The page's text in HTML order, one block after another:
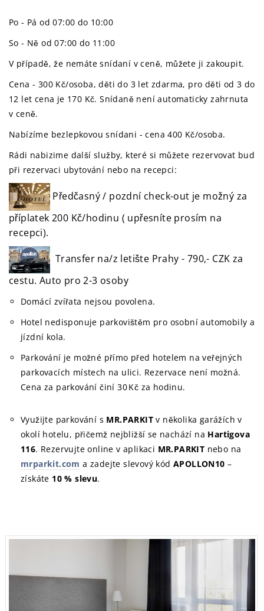
Po - Pá od 07:00 do 10:00
So - Ně od 07:00 do 11:00
V případě, že nemáte snídaní v ceně, můžete ji zakoupit.
Cena - 300 Kč/osoba, děti do 3 let zdarma, pro děti od 3 do
12 let cena je 170 Kč. Snídaně není automaticky zahrnuta
v ceně.
Nabízíme bezlepkovou snídani - cena 400 Kč/osoba.
Rádi nabizime další služby, které si můžete rezervovat bud
při rezervaci ubytování nebo na recepci:
Předčasný / pozdní check-out je možný za
příplatek 200 Kč/hodinu ( upřesníte prosím na
recepci).
Transfer na/z letište Prahy - 790,- CZK za
cestu. Auto pro 2-3 osoby
Domácí zvířata nejsou povolena.
Hotel nedisponuje parkovištěm pro osobní automobily a
jízdní kola.
Parkování je možné přímo před hotelem na veřejných
parkovacích místech na ulici. Rezervace není možná.
Cena za parkování činí 30 Kč za hodinu.
Využijte parkování s MR.PARKIT v několika garážích v
okolí hotelu, přičemž nejbližší se nachází na Hartigova
116. Rezervujte online v aplikaci MR.PARKIT nebo na
mrparkit.com a zadejte slevový kódAPOLLON10 –
získáte 10 % slevu.